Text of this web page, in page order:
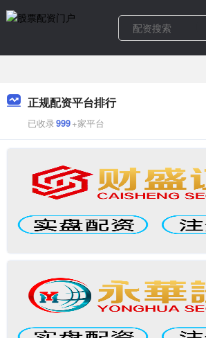
正规配资平台排行
已收录999+家平台